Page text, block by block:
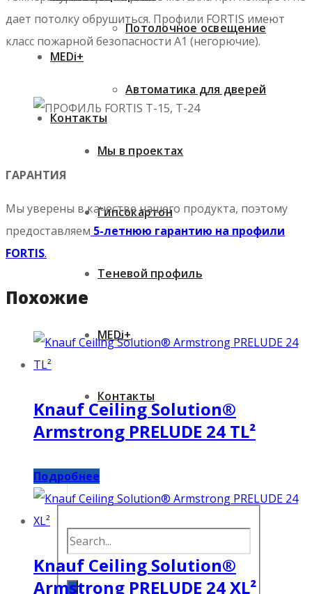
MEDi+
Контакты
Потолочное освещение
Автоматика для дверей
Мы в проектах
Гипсокартон
Теневой профиль
MEDi+
Контакты
дает потолку обрушиться. Профили FORTIS имеют
класс пожарной безопасности А1 (негорючие).
ГАРАНТИЯ
Мы уверены в качестве нашего продукта, поэтому
предоставляем 5-летнюю гарантию на профили
FORTIS.
Похожие
Knauf Ceiling Solution®
Armstrong PRELUDE 24 TL²
Подробнее
Knauf Ceiling Solution®
Armstrong PRELUDE 24 XL²